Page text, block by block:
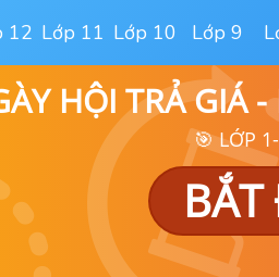
12 Lớp 11 Lớp 10 Lớp 9
HỘI TRẢ GIÁ
🎯 LỚP